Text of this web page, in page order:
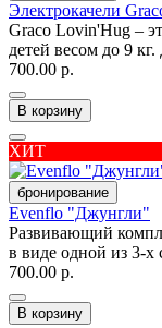
Электрокачели
Graco Lovin'Hug –
детей весом до 9
700.00 р.
В корзину
ХИТ
бронирование
Evenflo "Джунгли"
Развивающий
в виде одной из 3-х
700.00 р.
В корзину